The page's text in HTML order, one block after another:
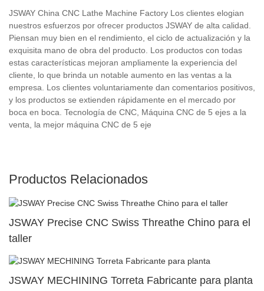
JSWAY China CNC Lathe Machine Factory Los clientes elogian
nuestros esfuerzos por ofrecer productos JSWAY de alta calidad.
Piensan muy bien en el rendimiento, el ciclo de actualización y la
exquisita mano de obra del producto. Los productos con todas
estas características mejoran ampliamente la experiencia del
cliente, lo que brinda un notable aumento en las ventas a la
empresa. Los clientes voluntariamente dan comentarios positivos,
y los productos se extienden rápidamente en el mercado por
boca en boca. Tecnología de CNC, Máquina CNC de 5 ejes a la
venta, la mejor máquina CNC de 5 eje
Productos Relacionados
JSWAY Precise CNC Swiss Threathe Chino para el
taller
JSWAY MECHINING Torreta Fabricante para planta